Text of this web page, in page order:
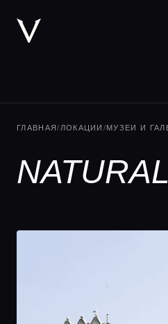
ГЛАВНАЯ/ ЛОКАЦИИ /МУЗЕИ И